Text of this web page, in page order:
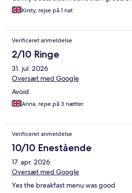
Kirsty, rejse på 1 nat
Verificeret anmeldelse
2/10 Ringe
31. jul. 2026
Oversæt med Google
Avoid
Anna, rejse på 3 nætter
Verificeret anmeldelse
10/10 Enestående
17. apr. 2026
Oversæt med Google
Yes the breakfast menu was good